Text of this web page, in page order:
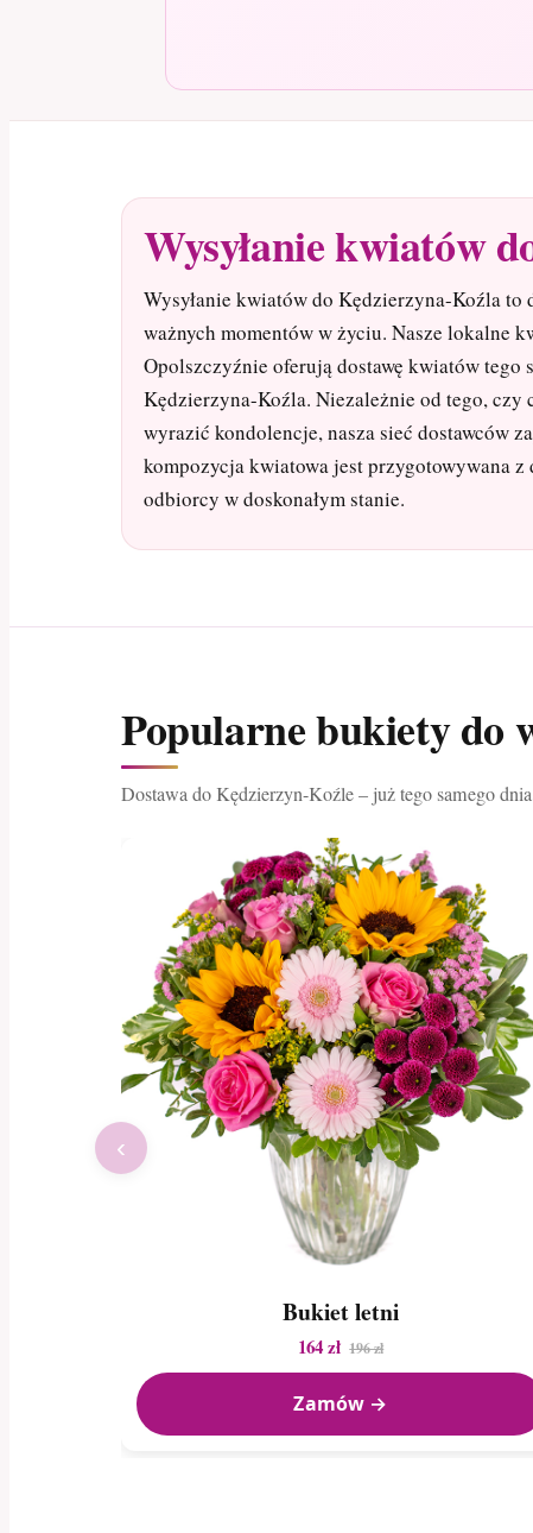
Wysyłanie kwiatów
Wysyłanie kwiatów do Kędzierzyna-Koźla to
ważnych momentów w życiu. Nasze lokalne
Opolszczyźnie oferują dostawę kwiatów tego
Kędzierzyna-Koźla. Niezależnie od tego, czy
wyrazić kondolencje, nasza sieć dostawców
kompozycja kwiatowa jest przygotowywana z
odbiorcy w doskonałym stanie.
Popularne bukiety do
Dostawa do Kędzierzyn-Koźle – już tego samego
Bukiet letni
164 zł 196 zł
Zamów →
‹